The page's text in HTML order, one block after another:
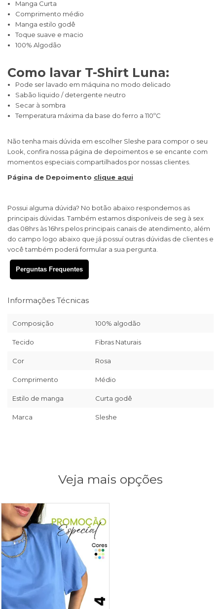
Manga Curta
Comprimento médio
Manga estilo godê
Toque suave e macio
100% Algodão
Como lavar T-Shirt Luna:
Pode ser lavado em máquina no modo delicado
Sabão liquido / detergente neutro
Secar à sombra
Temperatura máxima da base do ferro a 110ºC​
Não tenha mais dúvida em escolher Sleshe para compor o seu
Look, confira nossa página de depoimentos e se encante com
momentos especiais compartilhados por nossas clientes.
Página de Depoimento clique aqui
Possui alguma dúvida? No botão abaixo respondemos as
principais dúvidas. Também estamos disponíveis de seg à sex
das 08hrs às 16hrs pelos principais canais de atendimento, além
do campo logo abaixo que já possuí outras dúvidas de clientes e
você também poderá formular a sua pergunta.
Perguntas Frequentes
Informações Técnicas
Composição 100% algodão
Tecido Fibras Naturais
Cor Rosa
Comprimento Médio
Estilo de manga Curta godê
Marca Sleshe
Veja mais opções